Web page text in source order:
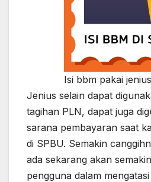
Isi bbm pakai jenius
Jenius selain dapat
tagihan PLN, dapat juga
sarana pembayaran saat
di SPBU. Semakin
ada sekarang akan
pengguna dalam